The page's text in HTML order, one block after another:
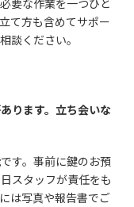
要な作業を一つひと
て方も含めてサポー
談ください。
ります。立ち会いな
す。事前に鍵のお預
スタッフが責任をも
は写真や報告書でご